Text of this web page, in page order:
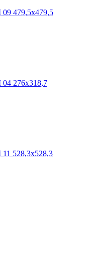
479,5х479,5
276х318,7
528,3х528,3